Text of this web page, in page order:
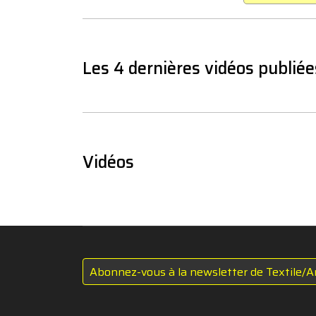
Les 4 dernières vidéos
Vidéos
Abonnez-vous à la newsletter de Textile/